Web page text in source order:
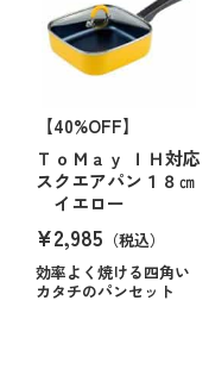
【40%OFF】
ＴｏＭａｙ ＩＨ対応
スクエアパン１８㎝
イエロー
¥2,985 （税込）
効率よく焼ける四角い
カタチのパンセット